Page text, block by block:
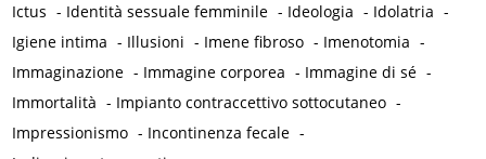
Ictus - Identità sessuale femminile - Ideologia - Idolatria -
Igiene intima - Illusioni - Imene fibroso - Imenotomia -
Immaginazione - Immagine corporea - Immagine di sé -
Immortalità - Impianto contraccettivo sottocutaneo -
Impressionismo - Incontinenza fecale -